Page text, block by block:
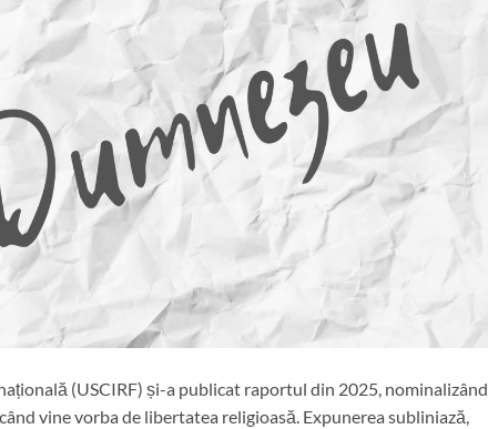
(USCIRF) și-a publicat raportul din 2025, nominalizând
vine vorba de libertatea religioasă. Expunerea subliniază,